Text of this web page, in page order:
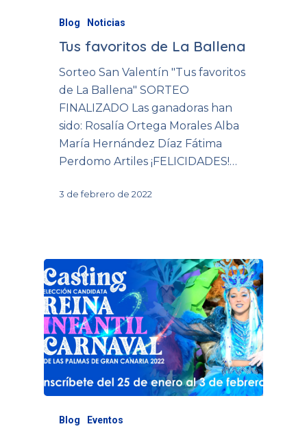
Blog Noticias
Tus favoritos de La Ballena
Sorteo San Valentín "Tus favoritos
de La Ballena" SORTEO
FINALIZADO Las ganadoras han
sido: Rosalía Ortega Morales Alba
María Hernández Díaz Fátima
Perdomo Artiles ¡FELICIDADES!…
3 de febrero de 2022
Blog Eventos